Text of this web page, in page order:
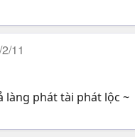
11
làng phát tài phát lộc ~